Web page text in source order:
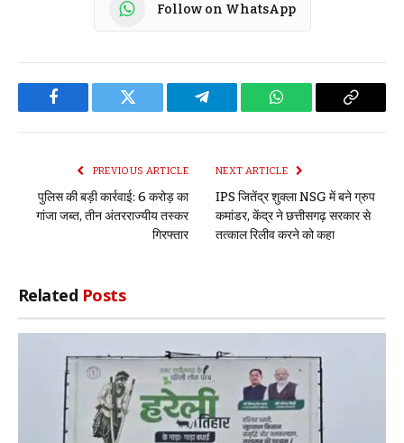
Follow on WhatsApp
Facebook Twitter Telegram WhatsApp Copy
PREVIOUS ARTICLE
पुलिस की बड़ी कार्रवाई: 6 करोड़ का
गांजा जब्त, तीन अंतरराज्यीय तस्कर
गिरफ्तार
NEXT ARTICLE
IPS जितेंद्र शुक्ला NSG में बने ग्रुप
कमांडर, केंद्र ने छत्तीसगढ़ सरकार से
तत्काल रिलीव करने को कहा
Related Posts